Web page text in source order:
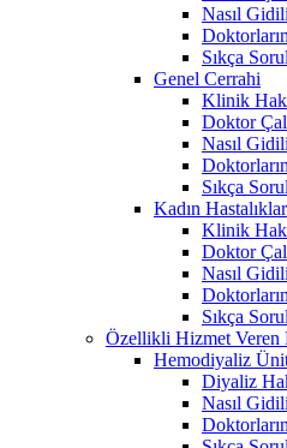
Nasıl
Sıkça
Genel Cerrahi
Klinik
Doktor
Nasıl
Sıkça
Kadın
Klinik
Doktor
Nasıl
Sıkça
Özellikli Hizmet Veren
Hemodiyaliz
Diyaliz
Nasıl